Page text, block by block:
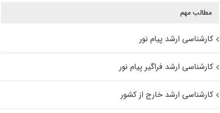
مطالب مهم
کارشناسی ارشد پیام نور
کارشناسی ارشد فراگیر پیام نور
کارشناسی ارشد خارج از کشور